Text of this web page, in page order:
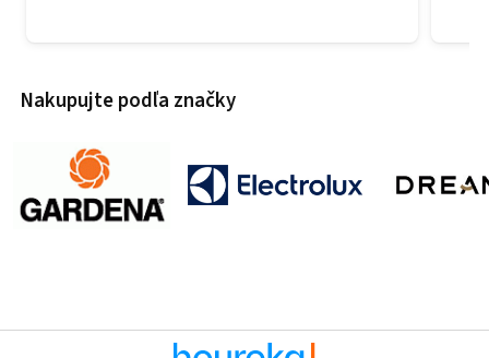
Nakupujte podľa značky